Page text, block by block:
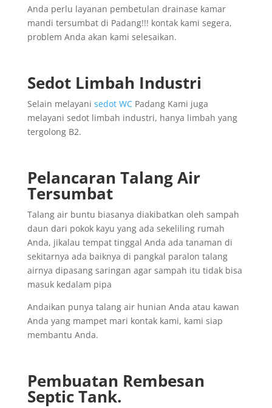
Anda perlu layanan pembetulan drainase kamar
mandi tersumbat di Padang!!! kontak kami segera,
problem Anda akan kami selesaikan.
Sedot Limbah Industri
Selain melayani sedot WCPadang Kami juga
melayani sedot limbah industri, hanya limbah yang
tergolong B2.
Pelancaran Talang Air
Tersumbat
Talang air buntu biasanya diakibatkan oleh sampah
daun dari pokok kayu yang ada sekeliling rumah
Anda, jikalau tempat tinggal Anda ada tanaman di
sekitarnya ada baiknya di pangkal paralon talang
airnya dipasang saringan agar sampah itu tidak bisa
masuk kedalam pipa
Andaikan punya talang air hunian Anda atau kawan
Anda yang mampet mari kontak kami, kami siap
membantu Anda.
Pembuatan Rembesan
Septic Tank.